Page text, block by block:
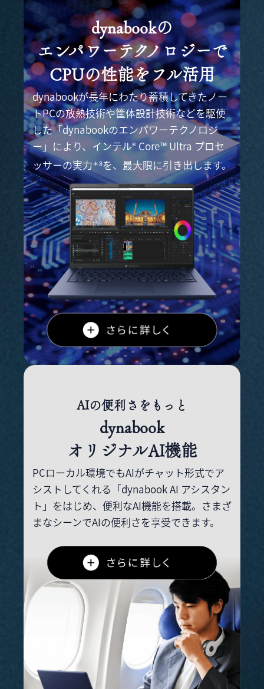
dynabookの
エンパワーテクノロジーで
CPUの性能をフル活用
dynabookが長年にわたり蓄積してきたノー
トPCの放熱技術や筐体設計技術などを駆使
した「dynabookのエンパワーテクノロジ
ー」により、 インテル®Core™ Ultra プロセ
ッサーの実力 ＊8を、最大限に引き出します。
AIの便利さをもっと
dynabook
オリジナルAI機能
PCローカル環境でもAIがチャット形式でア
シストしてくれる「dynabook AI アシスタン
ト」 をはじめ、便利なAI機能を搭載。さまざ
まなシーンでAIの便利さを享受できます。